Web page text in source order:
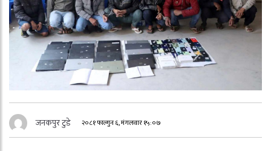
जनकपुर टुडे २०८१ फाल्गुन ६, मंगलवार १५:०७